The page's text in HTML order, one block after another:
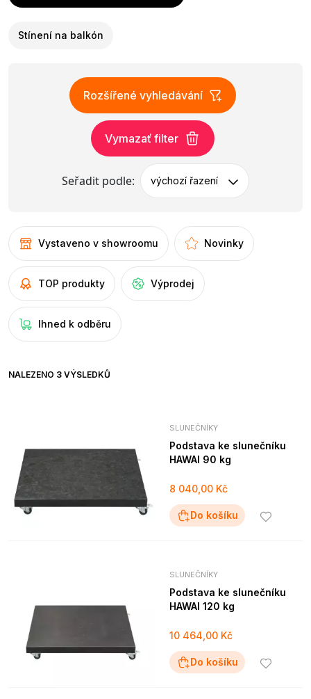
Stínení na balkón
Rozšířené vyhledávání
Vymazať filter
Seřadit podle: výchozí řazení
Vystaveno v showroomu Novinky
TOP produkty Výprodej
Ihned k odběru
NALEZENO 3 VÝSLEDKŮ
SLUNEČNÍKY
Podstava ke slunečníku
HAWAI 90 kg
8 040,00 Kč
Do košíku
SLUNEČNÍKY
Podstava ke slunečníku
HAWAI 120 kg
10 464,00 Kč
Do košíku